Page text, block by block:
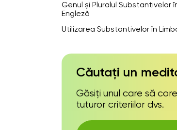
Genul și Pluralul Substantivelor
Engleză
Utilizarea Substantivelor în
Căutați un
Găsiți unul care să
tuturor criteriilor dvs.